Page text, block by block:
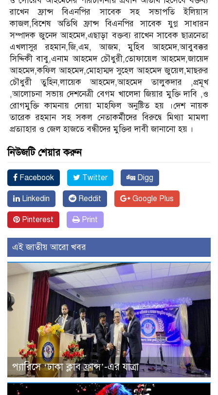
রা‌খেন ফ্রান্স বিএনপির সা‌বেক সহ সভাপ‌তি ইলিয়াস
কাজল,বি‌শেষ অ‌তি‌থি ফ্রান্স বিএনপির সা‌বেক যুগ্ন সাধারন
সম্পাদক জু‌নেদ আহ‌মেদ,এছাড়া বক্তব্য রা‌খেন সা‌বেক ছাত্র‌নেতা
এখলাসুর রহমান,জি,এম, আজম, মু‌হিব আহ‌মেদ,আবুবক্কর
সি‌দ্দিকী বাবু,এনাম আহ‌মেদ চৌধুরী,তোফা‌য়েল আহ‌মেদ,জা‌য়েদ
আহ‌মেদ,ক‌ফিল আহ‌মেদ,মোহাম্মদ সুহেল আহ‌মেদ জু‌য়েল,মাছরুর
চৌধুরী তুহিন,লা‌য়েক আহ‌মেদ,আহ‌মেদ তালুকদার ,প্রমূখ
,আলোচনা সভায় দেশ‌নেত্রী বেগম খা‌লেদা জিয়ার মু‌ক্তি দা‌বি ,ও
রোগমু‌ক্তি কামনায় দোয়া মাহ‌ফিল অনু‌ষ্টিত হয় ।দেশ নায়ক
তা‌রেক রহমান সহ সকল নেতাকর্মী‌দের বিরু‌দ্বে মিথ্যা মামলা
প্রত্যাহার ও জেল হাজতে বন্ধী‌দের মু‌ক্তির দাবী জানা‌নো হয় ।
নিউজটি শেয়ার করুন
Facebook Twitter Digg
Linkedin Reddit Google Plus
Pinterest Print
এই জাতীয় আরো খবর
প্যারিসে ‘ঢাকা ক্লাব ফ্রান্স’-এর যাত্রা